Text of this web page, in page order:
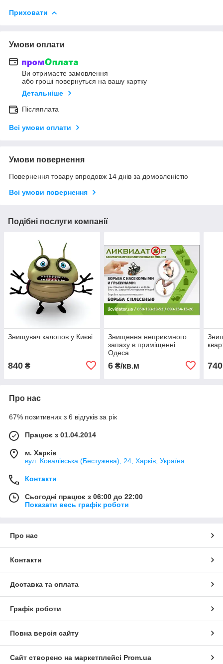
Приховати
Умови оплати
Ви отримаєте замовлення
або гроші повернуться на вашу картку
Детальніше
Післяплата
Всі умови оплати
Умови повернення
Повернення товару впродовж 14 днів за домовленістю
Всі умови повернення
Подібні послуги компанії
Знищувач калопов у Києві
840 ₴
Знищення неприємного
запаху в приміщенні
Одеса
6₴/кв.м 740
Про нас
67% позитивних з 6 відгуків за рік
Працює з 01.04.2014
м. Харків
вул. Ковалівська (Бестужева), 24, Харків, Україна
Контакти
Сьогодні працює з 06:00 до 22:00
Показати весь графік роботи
Про нас
Контакти
Доставка та оплата
Графік роботи
Повна версія сайту
Сайт створено на маркетплейсі Prom.ua